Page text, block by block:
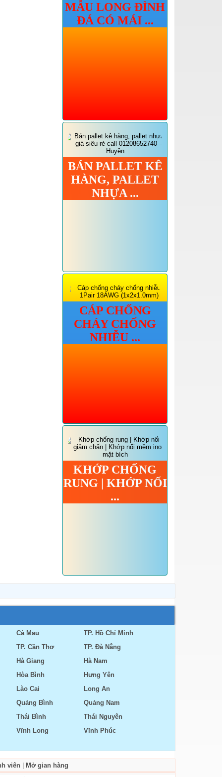
MẪU LONG ĐÌNH
ĐÁ CÓ MÁI ...
BÁN PALLET KÊ
HÀNG, PALLET
NHỰA ...
CÁP CHỐNG
CHÁY CHỐNG
NHIỄU ...
KHỚP CHỐNG
RUNG | KHỚP NỐI
...
Cà Mau
TP. Hồ Chí Minh
TP. Cần Thơ
TP. Đà Nẳng
Hà Giang
Hà Nam
Hòa Bình
Hưng Yên
Lào Cai
Long An
Quảng Bình
Quảng Nam
Thái Bình
Thái Nguyên
Vĩnh Long
Vĩnh Phúc
viên| Mở gian hàng